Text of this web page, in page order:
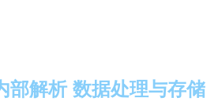
部解析 数据处理与存储